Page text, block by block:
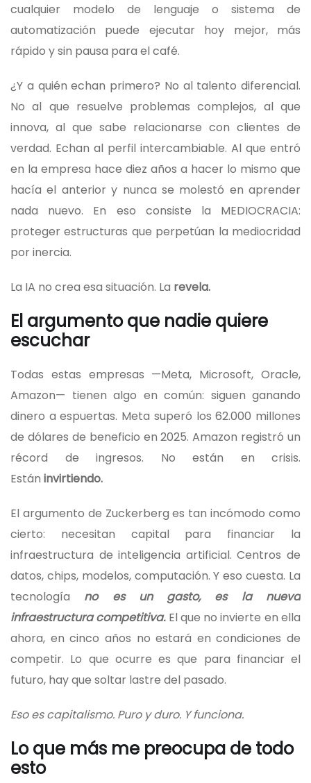
cualquier modelo de lenguaje o sistema de
automatización puede ejecutar hoy mejor, más
rápido y sin pausa para el café.
¿Y a quién echan primero? No al talento diferencial.
No al que resuelve problemas complejos, al que
innova, al que sabe relacionarse con clientes de
verdad. Echan al perfil intercambiable. Al que entró
en la empresa hace diez años a hacer lo mismo que
hacía el anterior y nunca se molestó en aprender
nada nuevo. En eso consiste la MEDIOCRACIA:
proteger estructuras que perpetúan la mediocridad
por inercia.
La IA no crea esa situación. La revela.
El argumento que nadie quiere
escuchar
Todas estas empresas —Meta, Microsoft, Oracle,
Amazon— tienen algo en común: siguen ganando
dinero a espuertas. Meta superó los 62.000 millones
de dólares de beneficio en 2025. Amazon registró un
récord de ingresos. No están en crisis.
Están invirtiendo.
El argumento de Zuckerberg es tan incómodo como
cierto: necesitan capital para financiar la
infraestructura de inteligencia artificial. Centros de
datos, chips, modelos, computación. Y eso cuesta. La
tecnología no es un gasto, es la nueva
infraestructura competitiva.El que no invierte en ella
ahora, en cinco años no estará en condiciones de
competir. Lo que ocurre es que para financiar el
futuro, hay que soltar lastre del pasado.
Eso es capitalismo. Puro y duro. Y funciona.
Lo que más me preocupa de todo
esto